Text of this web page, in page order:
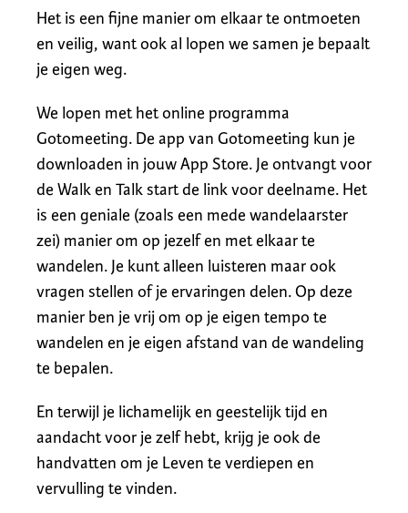
Het is een fijne manier om elkaar te ontmoeten
en veilig, want ook al lopen we samen je bepaalt
je eigen weg.
We lopen met het online programma
Gotomeeting. De app van Gotomeeting kun je
downloaden in jouw App Store. Je ontvangt voor
de Walk en Talk start de link voor deelname. Het
is een geniale (zoals een mede wandelaarster
zei) manier om op jezelf en met elkaar te
wandelen. Je kunt alleen luisteren maar ook
vragen stellen of je ervaringen delen. Op deze
manier ben je vrij om op je eigen tempo te
wandelen en je eigen afstand van de wandeling
te bepalen.
En terwijl je lichamelijk en geestelijk tijd en
aandacht voor je zelf hebt, krijg je ook de
handvatten om je Leven te verdiepen en
vervulling te vinden.